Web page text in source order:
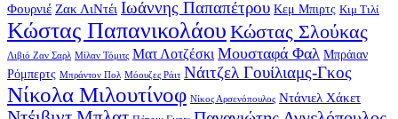
Φουρνιέ Ζακ ΛιΝτέι Ιωάννης Παπαπέτρου Κεμ Μπιρτς Κιμ Τιλί
Κώστας Παπανικολάου Κώστας Σλούκας
Λιβιό Ζαν Σαρλ Μίλαν Τόμιτς Ματ Λοτζέσκι Μουσταφά Φαλ Μπράιαν
Ρόμπερτς Μπράντον Πολ Μόουζες Ράιτ Νάιτζελ Γουίλιαμς-Γκος
Νίκολα Μιλουτίνοφ Νίκος Αρσενόπουλος Ντάνιελ Χάκετ